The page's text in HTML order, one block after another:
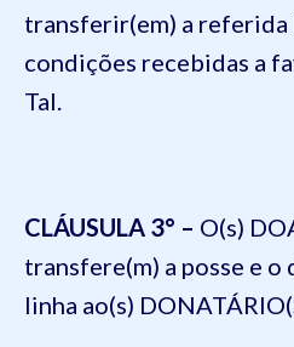
transferir(em) a referida
condições recebidas a
Tal.
CLÁUSULA 3° – O(s)
transfere(m) a posse e
linha ao(s)